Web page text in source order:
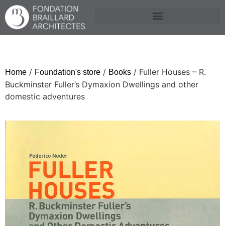
Home / Foundation's store / Books / Fuller Houses – R.
Buckminster Fuller’s Dymaxion Dwellings and other
domestic adventures